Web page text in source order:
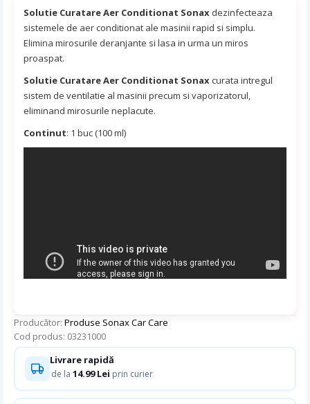
Solutie Curatare Aer Conditionat Sonax dezinfecteaza
sistemele de aer conditionat ale masinii rapid si simplu.
Elimina mirosurile deranjante si lasa in urma un miros
proaspat.
Solutie Curatare Aer Conditionat Sonaxcurata intregul
sistem de ventilatie al masinii precum si vaporizatorul,
eliminand mirosurile neplacute.
Continut: 1 buc (100 ml)
Producător: Produse Sonax Car Care
Cod produs: 03231000
Livrare rapidă
de la 14.99 Lei prin curier